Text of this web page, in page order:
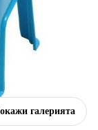
галерията